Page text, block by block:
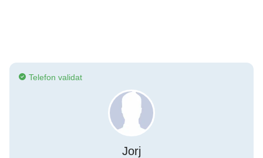
Telefon validat
Jorj